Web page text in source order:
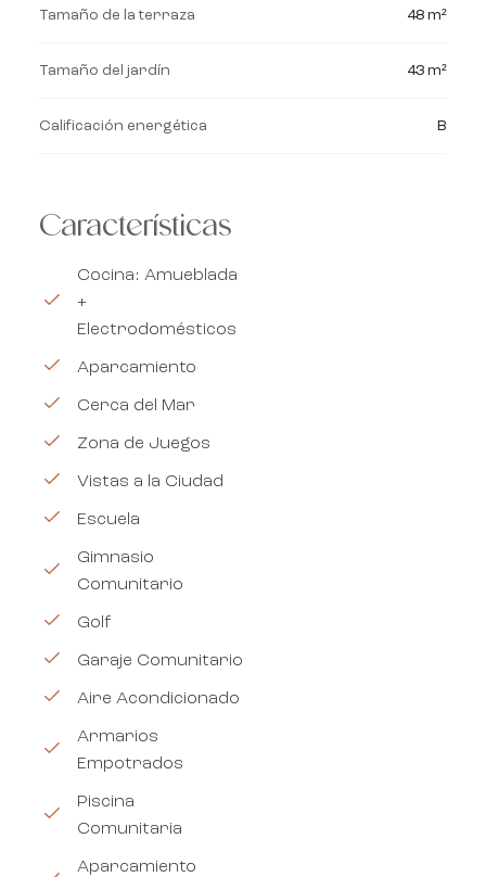
Tamaño de la terraza 48 m²
Tamaño del jardín 43 m²
Calificación energética B
Características
Cocina: Amueblada
+
Electrodomésticos
Aparcamiento
Cerca del Mar
Zona de Juegos
Vistas a la Ciudad
Escuela
Gimnasio
Comunitario
Golf
Garaje Comunitario
Aire Acondicionado
Armarios
Empotrados
Piscina
Comunitaria
Aparcamiento